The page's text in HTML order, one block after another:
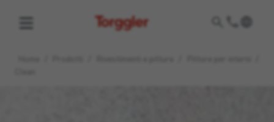
Torggler